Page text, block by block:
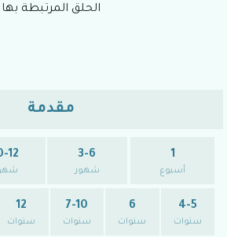
الحلق المرتبطة بها
مقدمة
1
أسبوع
3-6
شهور
12
4-5
سنوات
6
سنوات
7-10
سنوات
12
سنوات